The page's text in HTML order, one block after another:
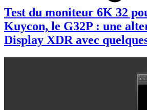
Test du moniteur 6K 32
Kuycon, le G32P : une
Display XDR avec